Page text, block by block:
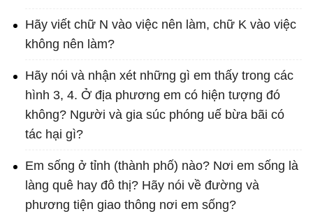
Hãy viết chữ N vào việc nên làm, chữ K vào việc
không nên làm?
Hãy nói và nhận xét những gì em thấy trong các
hình 3, 4. Ở địa phương em có hiện tượng đó
không? Người và gia súc phóng uế bừa bãi có
tác hại gì?
Em sống ở tỉnh (thành phố) nào? Nơi em sống là
làng quê hay đô thị? Hãy nói về đường và
phương tiện giao thông nơi em sống?